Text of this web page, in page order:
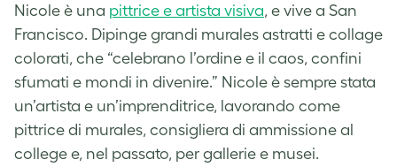
Nicole è una pittrice e artista visiva, e vive a San
Francisco. Dipinge grandi murales astratti e collage
colorati, che “celebrano l’ordine e il caos, confini
sfumati e mondi in divenire.” Nicole è sempre stata
un’artista e un’imprenditrice, lavorando come
pittrice di murales, consigliera di ammissione al
college e, nel passato, per gallerie e musei.